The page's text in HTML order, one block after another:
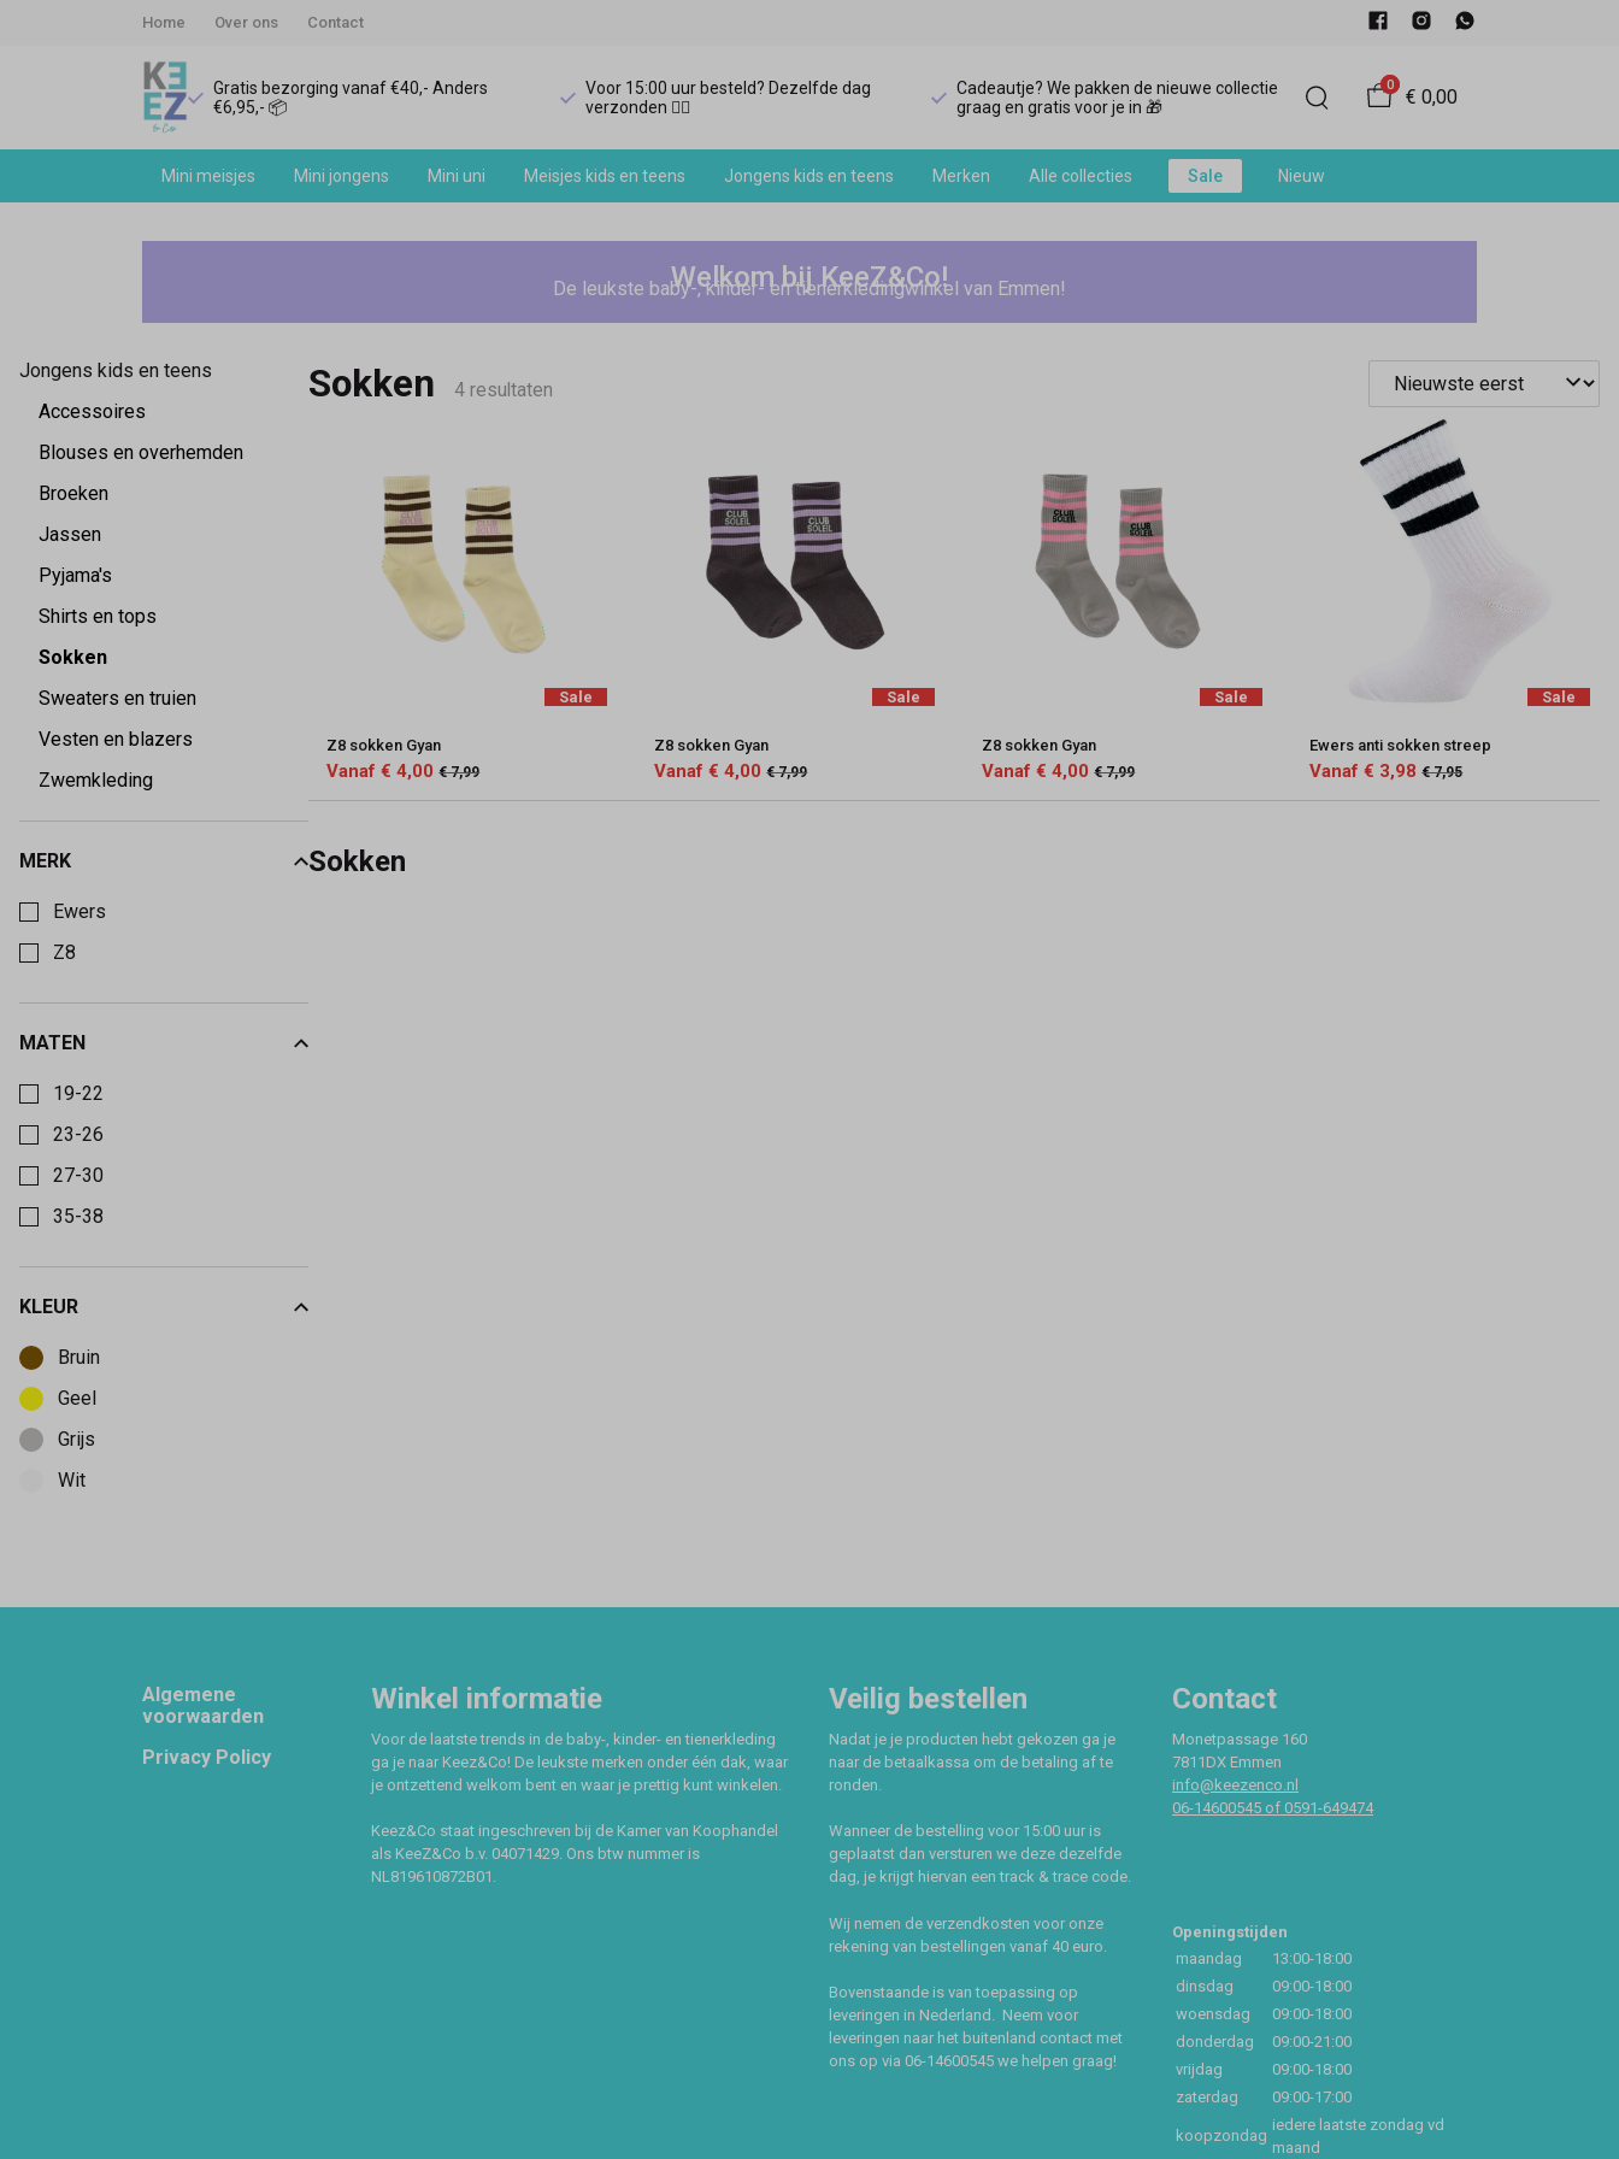
Home Over ons Contact
Gratis bezorging vanaf €40,- Anders
€6,95,- 📦
Voor 15:00 uur besteld? Dezelfde dag
verzonden 🏃‍♀️
Cadeautje? We pakken de nieuwe collectie
graag en gratis voor je in 🎁
0
€ 0,00
Mini meisjes Mini jongens Mini uni Meisjes kids en teens Jongens kids en teens Merken Alle collecties Sale Nieuw
Sokken
Keez&Co
Welkom bij KeeZ&Co!
De leukste baby-, kinder- en tienerkledingwinkel van Emmen!
Jongens kids en teens
Accessoires
Blouses en overhemden
Broeken
Jassen
Pyjama's
Shirts en tops
Sokken
Sweaters en truien
Vesten en blazers
Zwemkleding
MERK
Ewers
Z8
MATEN
19-22
23-26
27-30
35-38
KLEUR
Bruin
Geel
Grijs
Wit
Sokken 4 resultaten
Sale
Z8 sokken Gyan
Vanaf € 4,00 € 7,99
Sale
Z8 sokken Gyan
Vanaf € 4,00 € 7,99
Sale
Z8 sokken Gyan
Vanaf € 4,00 € 7,99
Sale
Ewers anti sokken streep
Vanaf € 3,98 € 7,95
Sokken
Footer
Algemene
voorwaarden
Privacy Policy
Winkel informatie
Voor de laatste trends in de baby-, kinder- en tienerkleding
ga je naar Keez&Co! De leukste merken onder één dak, waar
je ontzettend welkom bent en waar je prettig kunt winkelen.
Keez&Co staat ingeschreven bij de Kamer van Koophandel
als KeeZ&Co b.v. 04071429. Ons btw nummer is
NL819610872B01.
Veilig bestellen
Nadat je je producten hebt gekozen ga je
naar de betaalkassa om de betaling af te
ronden.
Wanneer de bestelling voor 15:00 uur is
geplaatst dan versturen we deze dezelfde
dag, je krijgt hiervan een track & trace code.
Wij nemen de verzendkosten voor onze
rekening van bestellingen vanaf 40 euro.
Bovenstaande is van toepassing op
leveringen in Nederland. Neem voor
leveringen naar het buitenland contact met
ons op via 06-14600545 we helpen graag!
Contact
Monetpassage 160
7811DX Emmen
info@keezenco.nl
06-14600545 of 0591-649474
Openingstijden
maandag
13:00-18:00
dinsdag
09:00-18:00
woensdag
09:00-18:00
donderdag
09:00-21:00
vrijdag
09:00-18:00
zaterdag
09:00-17:00
koopzondag
iedere laatste zondag vd
maand